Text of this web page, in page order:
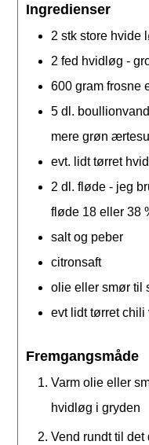
Ingredienser
2 stk store hvide
2 fed hvidløg -
600 gram frosne
5 dl.
mere grøn
evt. lidt tørret
2 dl. fløde - jeg
fløde 18 eller 38
salt og peber
citronsaft
olie eller smør til
evt lidt tørret chili
Fremgangsmåde
Varm olie eller
hvidløg i gryden
Vend rundt til det